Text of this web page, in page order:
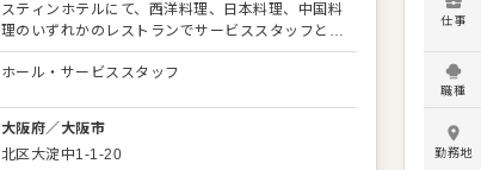
スティンホテルにて、西洋料理、日本料理、中国料
理のいずれかのレストランでサービススタッフとし
て活躍しませんか？ 1993年にウェスティンブラン
ド日本第一号として開業した当ホテルで、お客様に
お客様のご案内、オーダー、料理やドリンクの提
供、テーブルセッティング、会計など、レストラン
でのサービス業務全般をお任せします。 お客様一人
ホール・サービススタッフ
大阪府／ 大阪市
北区大淀中1-1-20
仕事
職種
勤務地